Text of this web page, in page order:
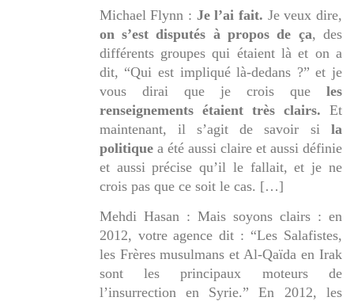
Michael Flynn : Je l’ai fait. Je veux dire,
on s’est disputés à propos de ça, des
différents groupes qui étaient là et on a
dit, “Qui est impliqué là-dedans ?” et je
vous dirai que je crois que les
renseignements étaient très clairs. Et
maintenant, il s’agit de savoir sila
politiquea été aussi claire et aussi définie
et aussi précise qu’il le fallait, et je ne
crois pas que ce soit le cas. […]
Mehdi Hasan : Mais soyons clairs : en
2012, votre agence dit : “Les Salafistes,
les Frères musulmans et Al-Qaïda en Irak
sont les principaux moteurs de
l’insurrection en Syrie.” En 2012, les